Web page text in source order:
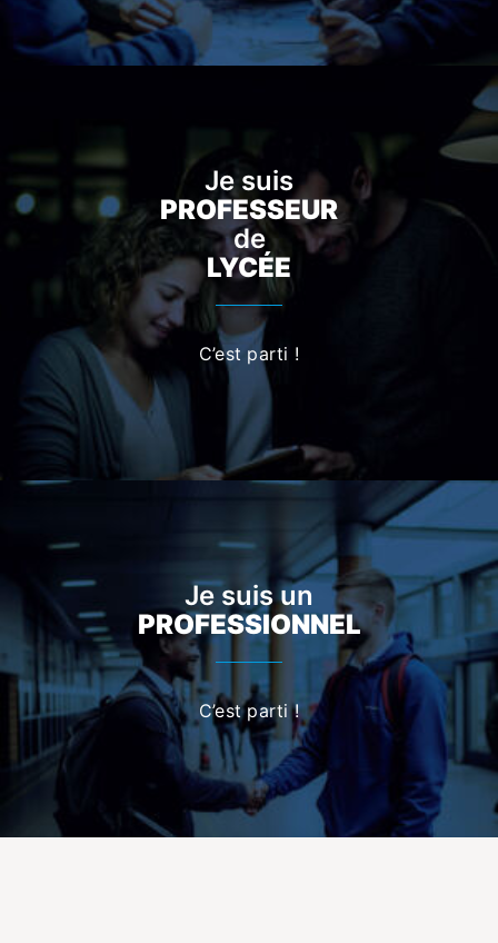
Je suis
PROFESSEUR
de
LYCÉE
C’est parti !
Je suis un
PROFESSIONNEL
C’est parti !